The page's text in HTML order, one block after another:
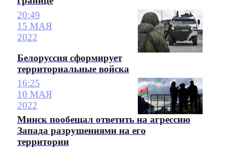
20:49
15 МАЯ
2022
Белоруссия сформирует
территориальные войска
16:25
10 МАЯ
2022
Минск пообещал ответить на агрессию
Запада разрушениями на его
территории